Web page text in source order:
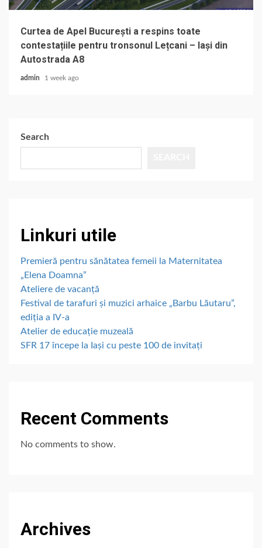
Curtea de Apel București a respins toate
contestațiile pentru tronsonul Lețcani – Iași din
Autostrada A8
admin 1 week ago
Search
Linkuri utile
Premieră pentru sănătatea femeii la Maternitatea
„Elena Doamna”
Ateliere de vacanță
Festival de tarafuri și muzici arhaice „Barbu Lăutaru”,
ediția a IV-a
Atelier de educație muzeală
SFR 17 începe la Iași cu peste 100 de invitați
Recent Comments
No comments to show.
Archives